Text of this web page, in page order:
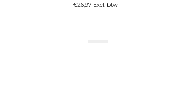
€26,97 Excl. btw